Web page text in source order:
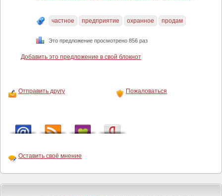
частное предприятие охранное продам
Это предложение просмотрено 856 раз
Добавить это предложение в свой блокнот
Отправить другу Пожаловаться
Оставить своё мнение